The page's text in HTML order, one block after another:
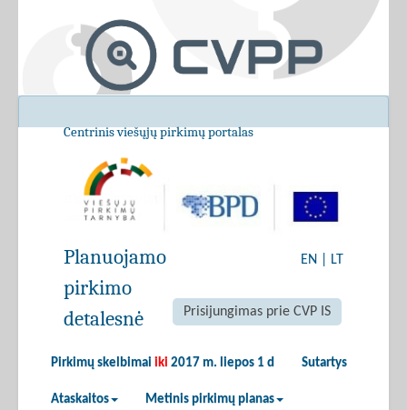
Centrinis viešųjų pirkimų portalas
EN LT
Prisijungimas prie CVP IS
Pirkimų skelbimai iki 2017 m. liepos 1 d Sutartys
Ataskaitos Metinis pirkimų planas
Planuojamo
pirkimo
detalesnė